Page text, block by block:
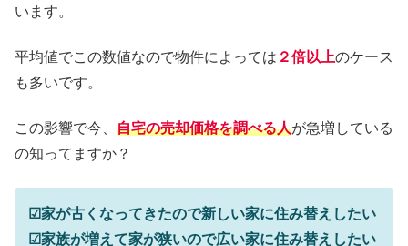
います。
平均値でこの数値なので物件によっては ２倍以上のケース
も多いです。
この影響で今、 自宅の売却価格を調べる人が急増している
の知ってますか？
☑家が古くなってきたので新しい家に住み替えしたい
☑家族が増えて家が狭いので広い家に住み替えしたい